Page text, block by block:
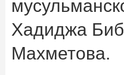
Хадиджа
Махметова.